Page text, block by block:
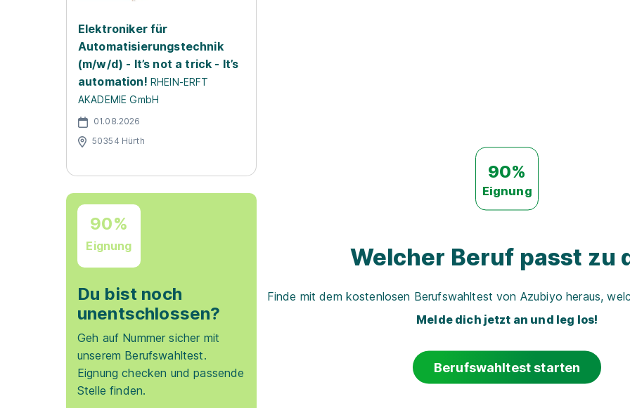
Elektroniker für
Automatisierungstechnik
(m/w/d) - It’s not a trick - It’s
automation! RHEIN-ERFT
AKADEMIE GmbH
01.08.2026
50354 Hürth
90%
Eignung
Du bist noch
unentschlossen?
Geh auf Nummer sicher mit
unserem Berufswahltest.
Eignung checken und passende
Stelle finden.
90%
Eignung
Welcher Beruf passt zu
Finde mit dem kostenlosen Berufswahltest von Azubiyo heraus,
Melde dich jetzt an und leg los!
Berufswahltest starten